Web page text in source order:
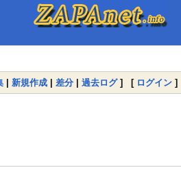
| 新規作成 | 差分 | 過去ログ] [ ログイン ]